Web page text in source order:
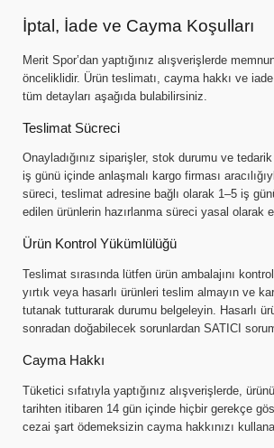
İptal, İade ve Cayma Koşulları
Merit Spor’dan yaptığınız alışverişlerde
önceliklidir. Ürün teslimatı, cayma hakkı ve
tüm detayları aşağıda bulabilirsiniz.
Teslimat Sücreci
Onayladığınız siparişler, stok durumu ve
iş günü içinde anlaşmalı kargo firması
süreci, teslimat adresine bağlı olarak 1–5 iş
edilen ürünlerin hazırlanma süreci yasal olarak
Ürün Kontrol Yükümlülüğü
Teslimat sırasında lütfen ürün ambalajını
yırtık veya hasarlı ürünleri teslim almayın ve
tutanak tutturarak durumu belgeleyin. Hasarlı
sonradan doğabilecek sorunlardan SATICI
Cayma Hakkı
Tüketici sıfatıyla yaptığınız alışverişlerde,
tarihten itibaren 14 gün içinde hiçbir gerekçe
cezai şart ödemeksizin cayma hakkınızı